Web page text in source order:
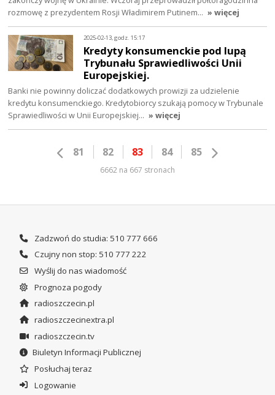
rozmowę z prezydentem Rosji Władimirem Putinem… » więcej
2025-02-13, godz. 15:17
Kredyty konsumenckie pod lupą
Trybunału Sprawiedliwości Unii
Europejskiej.
Banki nie powinny doliczać dodatkowych prowizji za udzielenie
kredytu konsumenckiego. Kredytobiorcy szukają pomocy w Trybunale
Sprawiedliwości w Unii Europejskiej… » więcej
81 82 83 84 85
6662 na 667 stronach
Zadzwoń do studia: 510 777 666
Czujny non stop: 510 777 222
Wyślij do nas wiadomość
Prognoza pogody
radioszczecin.pl
radioszczecinextra.pl
radioszczecin.tv
Biuletyn Informacji Publicznej
Posłuchaj teraz
Logowanie